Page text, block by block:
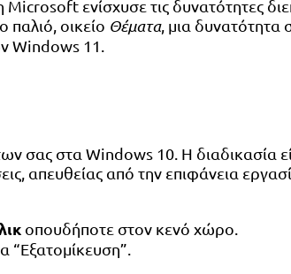
ενίσχυσε τις δυνατότητες
παλιό, οικείο Θέματα, μια δυνατότητα
Windows 11.
στα Windows 10. Η διαδικασία
απευθείας από την επιφάνεια
οπουδήποτε στον κενό χώρο.
“Εξατομίκευση”.